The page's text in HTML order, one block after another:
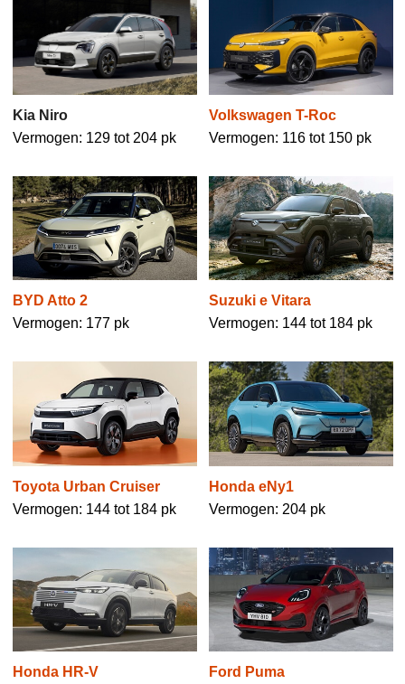
Kia Niro
Vermogen: 129 tot 204 pk
Volkswagen T-Roc
Vermogen: 116 tot 150 pk
BYD Atto 2
Vermogen: 177 pk
Suzuki e Vitara
Vermogen: 144 tot 184 pk
Toyota Urban Cruiser
Vermogen: 144 tot 184 pk
Honda eNy1
Vermogen: 204 pk
Honda HR-V
Ford Puma